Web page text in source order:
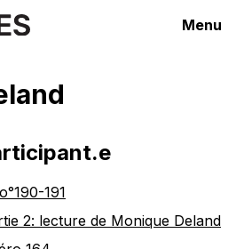
Menu
191
2: lecture de Monique Deland